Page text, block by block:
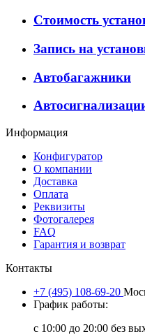
Стоимость
Запись на
Автобагажники
Информация
Конфигуратор
О компании
Доставка
Оплата
Реквизиты
Фотогалерея
FAQ
Гарантия и возврат
Контакты
+7 (495) 108-69-20
График работы:
с 10:00 до 20:00 без